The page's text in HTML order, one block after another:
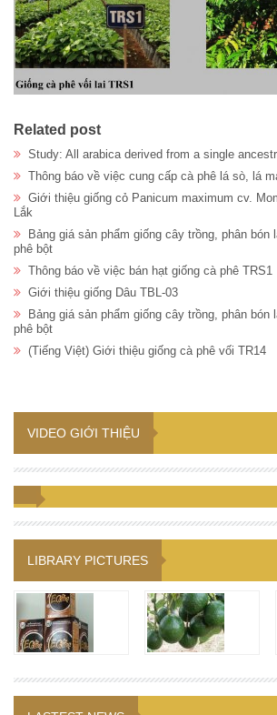
Related post
Study: All arabica derived from a single
Thông báo về việc cung cấp cà phê lá sò, lá
Giới thiệu giống cỏ Panicum maximum cv.
Lắk
Bảng giá sản phẩm giống cây trồng, phân
phê bột
Thông báo về việc bán hạt giống cà phê TRS1
Giới thiệu giống Dâu TBL-03
Bảng giá sản phẩm giống cây trồng, phân bón
phê bột
(Tiếng Việt) Giới thiệu giống cà phê vối TR14
VIDEO GIỚI THIỆU
LIBRARY PICTURES